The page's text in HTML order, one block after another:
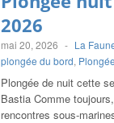
2026
mai 20, 2026 - La
plongée du bord,
Plongée de nuit cette
Bastia Comme
rencontres sous-